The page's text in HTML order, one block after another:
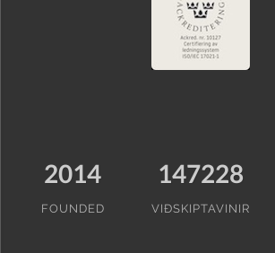
2014
FOUNDED
147228
VIÐSKIPTAVINIR